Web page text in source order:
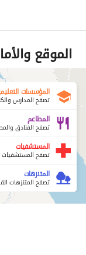
الموقع
المؤسسات
تصفح المدارس
المطاعم
تصفح الفنادق
المستشفيات
تصفح المستشفيات
المتنزهات
تصفح المتنزهات